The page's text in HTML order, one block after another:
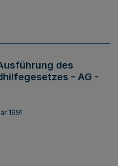
des
- AG -
1991